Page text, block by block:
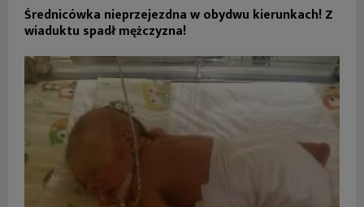
Średnicówka nieprzejezdna w obydwu kierunkach! Z
wiaduktu spadł mężczyzna!